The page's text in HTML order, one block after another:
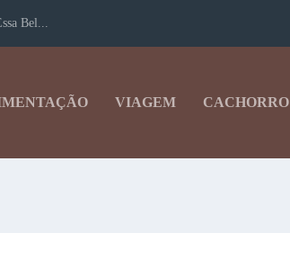
Bel...
VIAGEM CACHORRO